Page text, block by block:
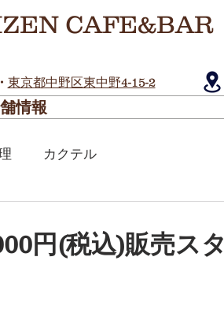
CAFE&BAR
東京都中野区東中野4-15-2
情報
カクテル
円(税込)販売スタ